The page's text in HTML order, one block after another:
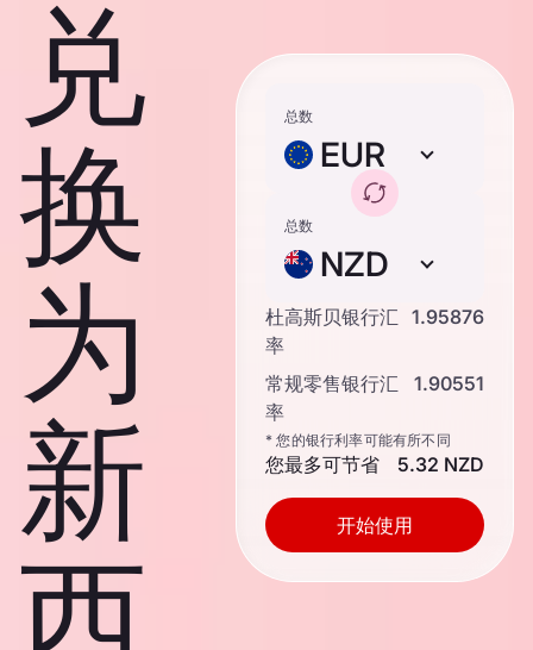
兑
换
为
新
西
总数
EUR
总数
NZD
杜高斯贝银行汇
率
1.95876
常规零售银行汇
率
1.90551
* 您的银行利率可能有所不同
您最多可节省 5.32 NZD
开始使用